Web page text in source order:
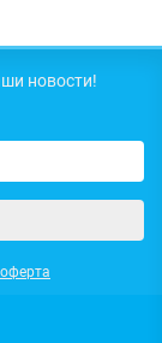
новости!